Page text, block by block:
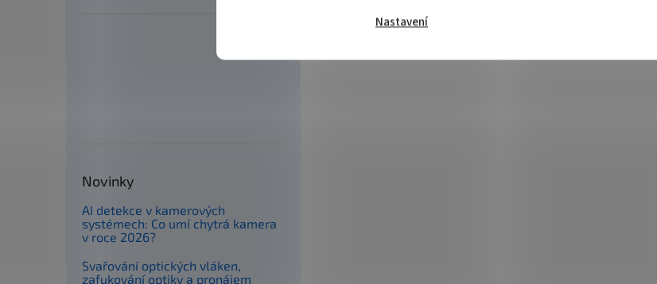
Nastavení
Novinky
AI detekce v kamerových
systémech: Co umí chytrá kamera
v roce 2026?
Svařování optických vláken,
zafukování optiky a pronájem